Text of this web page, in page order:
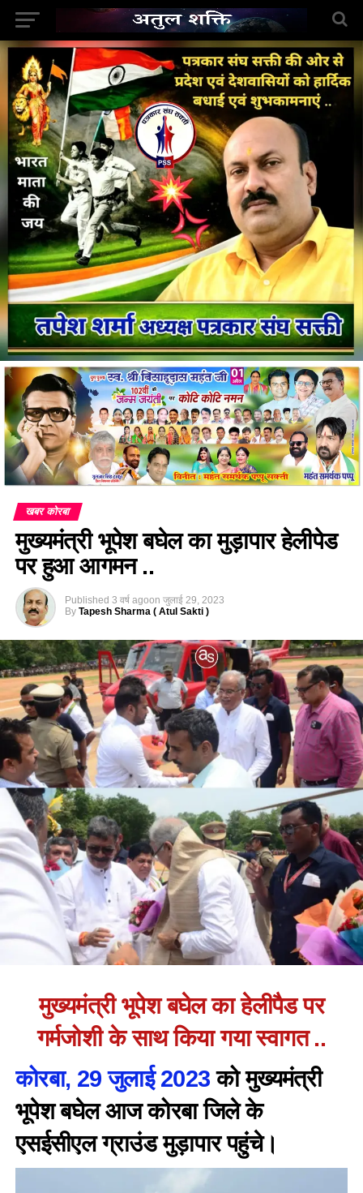
खबर कोरबा
मुख्यमंत्री भूपेश बघेल का मुड़ापार हेलीपेड
पर हुआ आगमन ..
Published 3 वर्ष agoon जुलाई 29, 2023
By Tapesh Sharma ( Atul Sakti )
मुख्यमंत्री भूपेश बघेल का हेलीपैड पर
गर्मजोशी के साथ किया गया स्वागत ..
कोरबा, 29 जुलाई 2023 को मुख्यमंत्री
भूपेश बघेल आज कोरबा जिले के
एसईसीएल ग्राउंड मुड़ापार पहुंचे।